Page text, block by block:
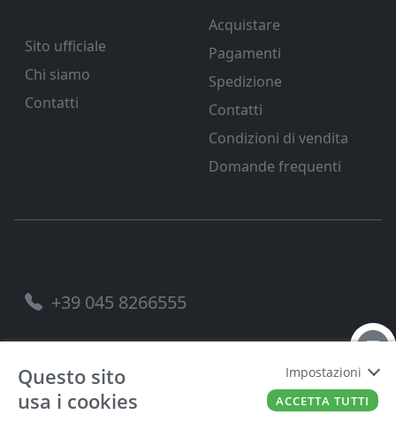
Sito ufficiale
Chi siamo
Contatti
Acquistare
Pagamenti
Spedizione
Contatti
Condizioni di vendita
Domande frequenti
+39 045 8266555
FERRAMENTA VENETA SRL 00221490238
Questo sito
usa i cookies
Impostazioni
ACCETTA TUTTI